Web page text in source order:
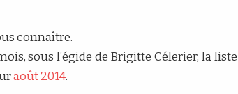
connaître.
sous l’égide de Brigitte Célerier, la liste
août 2014.